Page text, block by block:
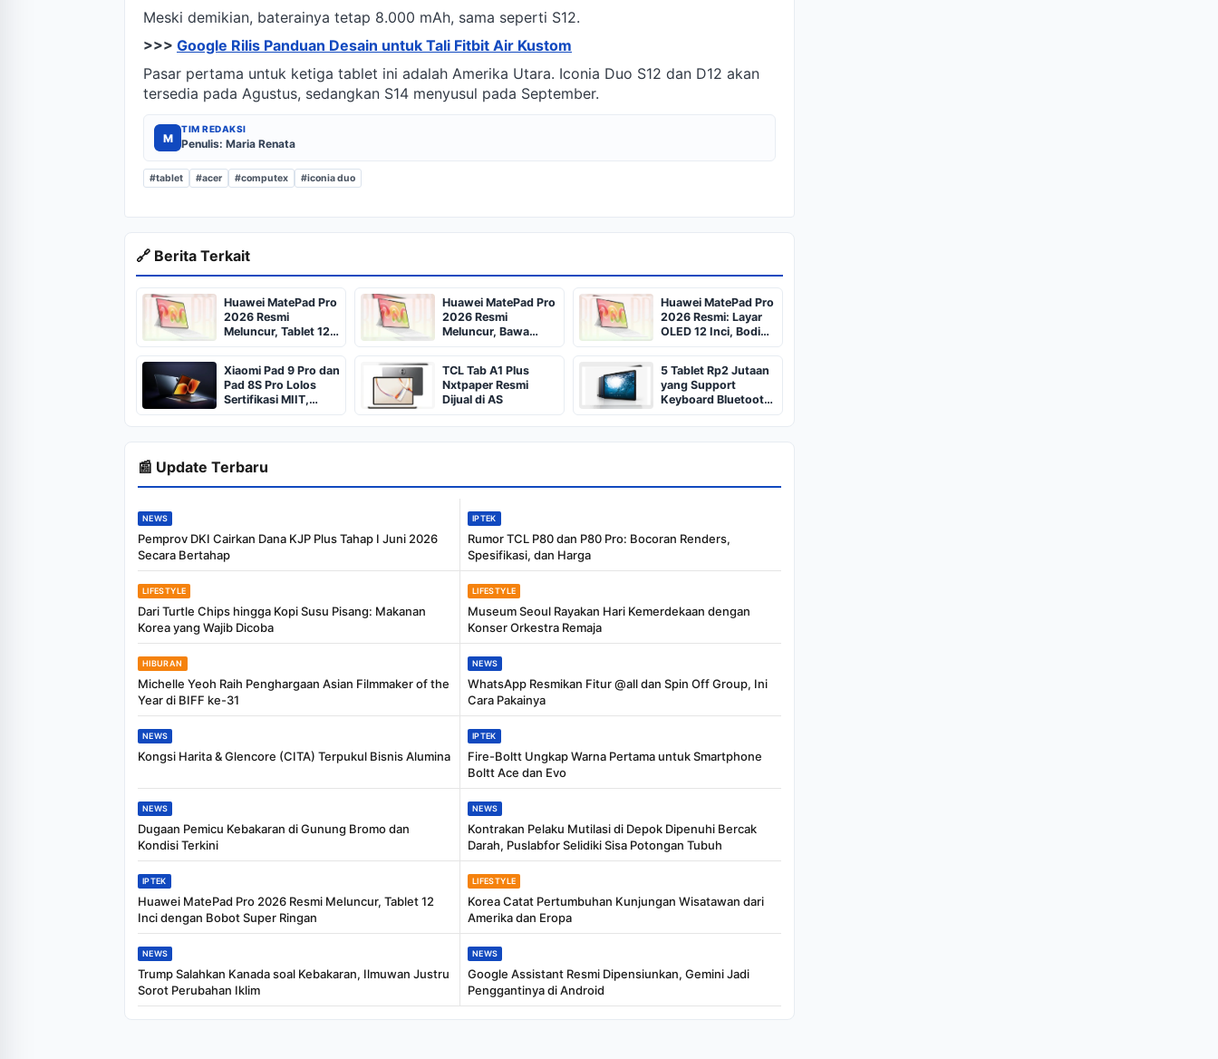
Meski demikian, baterainya tetap 8.000 mAh, sama seperti S12.
>>> Google Rilis Panduan Desain untuk Tali Fitbit Air Kustom
Pasar pertama untuk ketiga tablet ini adalah Amerika Utara. Iconia Duo S12 dan D12 akan
tersedia pada Agustus, sedangkan S14 menyusul pada September.
M
TIM REDAKSI
Penulis: Maria Renata
#tablet #acer #computex #iconia duo
🔗 Berita Terkait
Huawei MatePad Pro
2026 Resmi
Meluncur, Tablet 12
Inci dengan Bobot
Super Ringan
Huawei MatePad Pro
2026 Resmi
Meluncur, Bawa
Layar OLED 144Hz
dan Baterai 10.400
mAh
Huawei MatePad Pro
2026 Resmi: Layar
OLED 12 Inci, Bodi
4,7 mm, Baterai
10.400 mAh
Xiaomi Pad 9 Pro dan
Pad 8S Pro Lolos
Sertifikasi MIIT,
Peluncuran Semakin
Dekat
TCL Tab A1 Plus
Nxtpaper Resmi
Dijual di AS
5 Tablet Rp2 Jutaan
yang Support
Keyboard Bluetooth,
Cocok Buat Ngerjain
Tugas
📰 Update Terbaru
NEWS
Pemprov DKI Cairkan Dana KJP Plus Tahap I Juni 2026
Secara Bertahap
IPTEK
Rumor TCL P80 dan P80 Pro: Bocoran Renders,
Spesifikasi, dan Harga
LIFESTYLE
Dari Turtle Chips hingga Kopi Susu Pisang: Makanan
Korea yang Wajib Dicoba
LIFESTYLE
Museum Seoul Rayakan Hari Kemerdekaan dengan
Konser Orkestra Remaja
HIBURAN
Michelle Yeoh Raih Penghargaan Asian Filmmaker of the
Year di BIFF ke-31
NEWS
WhatsApp Resmikan Fitur @all dan Spin Off Group, Ini
Cara Pakainya
NEWS
Kongsi Harita & Glencore (CITA) Terpukul Bisnis Alumina
IPTEK
Fire-Boltt Ungkap Warna Pertama untuk Smartphone
Boltt Ace dan Evo
NEWS
Dugaan Pemicu Kebakaran di Gunung Bromo dan
Kondisi Terkini
NEWS
Kontrakan Pelaku Mutilasi di Depok Dipenuhi Bercak
Darah, Puslabfor Selidiki Sisa Potongan Tubuh
IPTEK
Huawei MatePad Pro 2026 Resmi Meluncur, Tablet 12
Inci dengan Bobot Super Ringan
LIFESTYLE
Korea Catat Pertumbuhan Kunjungan Wisatawan dari
Amerika dan Eropa
NEWS
Trump Salahkan Kanada soal Kebakaran, Ilmuwan Justru
Sorot Perubahan Iklim
NEWS
Google Assistant Resmi Dipensiunkan, Gemini Jadi
Penggantinya di Android